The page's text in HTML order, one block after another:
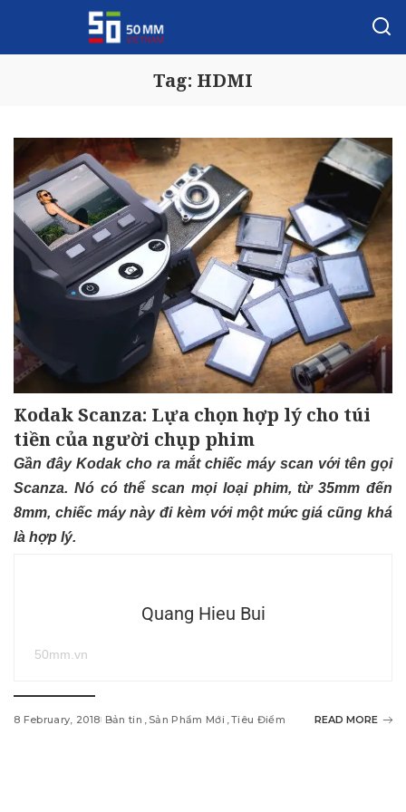
Tag: HDMI
Kodak Scanza: Lựa chọn hợp lý cho túi
tiền của người chụp phim
Gần đây Kodak cho ra mắt chiếc máy scan với tên gọi
Scanza. Nó có thể scan mọi loại phim, từ 35mm đến
8mm, chiếc máy này đi kèm với một mức giá cũng khá
là hợp lý.
Quang Hieu Bui
50mm.vn
8 February, 2018 Bản tin Sản Phẩm Mới Tiêu Điểm READ MORE